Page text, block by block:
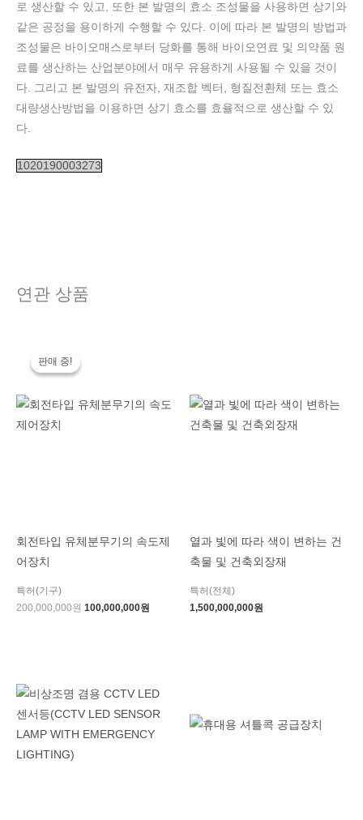
로 생산할 수 있고, 또한 본 발명의 효소 조성물을 사용하면 상기와
같은 공정을 용이하게 수행할 수 있다. 이에 따라 본 발명의 방법과
조성물은 바이오매스로부터 당화를 통해 바이오연료 및 의약품 원
료를 생산하는 산업분야에서 매우 유용하게 사용될 수 있을 것이
다. 그리고 본 발명의 유전자, 재조합 벡터, 형질전환체 또는 효소
대량생산방법을 이용하면 상기 효소를 효율적으로 생산할 수 있
다.
1020190003273
연관 상품
판매 중!
판매 중!
회전타입 유체분무기의 속도제
어장치
특허(기구)
200,000,000원
원.
100,000,000원
100,000,000
원.
열과 빛에 따라 색이 변하는 건
축물 및 건축외장재
특허(전체)
1,500,000,000원